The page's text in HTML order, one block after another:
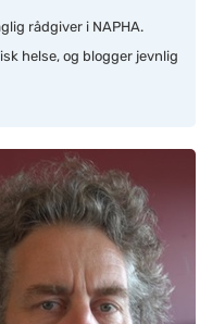
rådgiver i NAPHA.
helse, og blogger jevnlig